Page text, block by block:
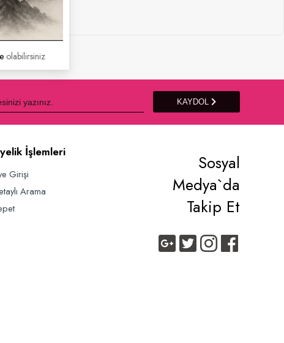
KAYDOL
İşlemleri
Girişi
Arama
Sosyal
Medya`da
Takip Et
olabilirsiniz